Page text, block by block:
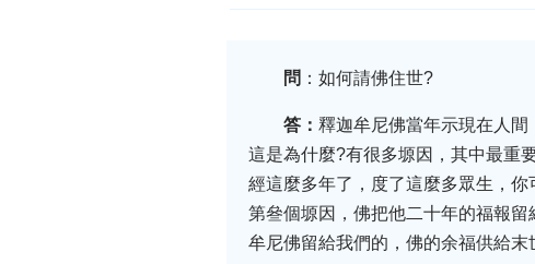
問 ：如何請佛住世?
答： 釋迦牟尼佛當年示現在人間
這是為什麼?有很多塬因，其中最重
經這麼多年了，度了這麼多眾生，
第叄個塬因，佛把他二十年的福報
牟尼佛留給我們的，佛的余福供給末